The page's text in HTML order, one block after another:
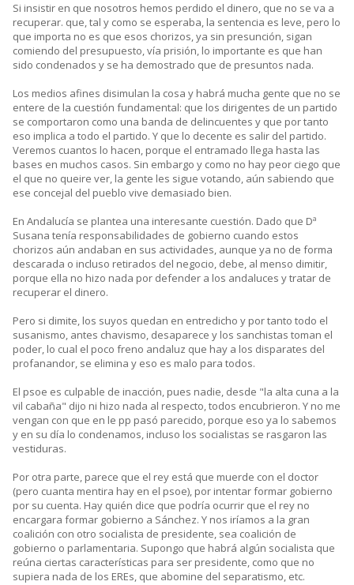
Si insistir en que nosotros hemos perdido el dinero, que no se va a
recuperar. que, tal y como se esperaba, la sentencia es leve, pero lo
que importa no es que esos chorizos, ya sin presunción, sigan
comiendo del presupuesto, vía prisión, lo importante es que han
sido condenados y se ha demostrado que de presuntos nada.
Los medios afines disimulan la cosa y habrá mucha gente que no se
entere de la cuestión fundamental: que los dirigentes de un partido
se comportaron como una banda de delincuentes y que por tanto
eso implica a todo el partido. Y que lo decente es salir del partido.
Veremos cuantos lo hacen, porque el entramado llega hasta las
bases en muchos casos. Sin embargo y como no hay peor ciego que
el que no queire ver, la gente les sigue votando, aún sabiendo que
ese concejal del pueblo vive demasiado bien.
En Andalucía se plantea una interesante cuestión. Dado que Dª
Susana tenía responsabilidades de gobierno cuando estos
chorizos aún andaban en sus actividades, aunque ya no de forma
descarada o incluso retirados del negocio, debe, al menso dimitir,
porque ella no hizo nada por defender a los andaluces y tratar de
recuperar el dinero.
Pero si dimite, los suyos quedan en entredicho y por tanto todo el
susanismo, antes chavismo, desaparece y los sanchistas toman el
poder, lo cual el poco freno andaluz que hay a los disparates del
profanandor, se elimina y eso es malo para todos.
El psoe es culpable de inacción, pues nadie, desde "la alta cuna a la
vil cabaña" dijo ni hizo nada al respecto, todos encubrieron. Y no me
vengan con que en le pp pasó parecido, porque eso ya lo sabemos
y en su día lo condenamos, incluso los socialistas se rasgaron las
vestiduras.
Por otra parte, parece que el rey está que muerde con el doctor
(pero cuanta mentira hay en el psoe), por intentar formar gobierno
por su cuenta. Hay quién dice que podría ocurrir que el rey no
encargara formar gobierno a Sánchez. Y nos iríamos a la gran
coalición con otro socialista de presidente, sea coalición de
gobierno o parlamentaria. Supongo que habrá algún socialista que
reúna ciertas características para ser presidente, como que no
supiera nada de los EREs, que abomine del separatismo, etc.